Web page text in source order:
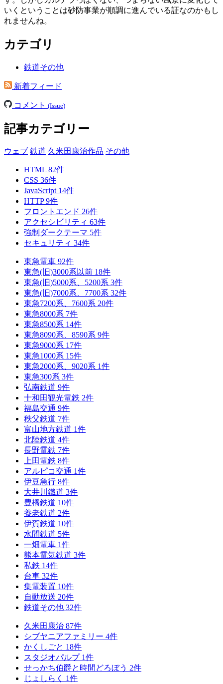
いくということは砂防事業が順調に進んでいる証なのかもし
れませんね。
カテゴリ
鉄道その他
新着フィード
コメント (Issue)
記事カテゴリー
ウェブ 鉄道 久米田康治作品 その他
HTML 82件
CSS 36件
JavaScript 14件
HTTP9件
フロントエンド 26件
アクセシビリティ 63件
強制ダークテーマ 5件
セキュリティ 34件
東急電車 92件
東急(旧)3000系以前 18件
東急(旧)5000系、5200系 3件
東急(旧)7000系、7700系 32件
東急7200系、7600系 20件
東急8000系 7件
東急8500系 14件
東急8090系、8590系 9件
東急9000系 17件
東急1000系 15件
東急2000系、9020系 1件
東急300系 3件
弘南鉄道 9件
十和田観光電鉄 2件
福島交通 9件
秩父鉄道 7件
富山地方鉄道 1件
北陸鉄道 4件
長野電鉄 7件
上田電鉄 8件
アルピコ交通 1件
伊豆急行 8件
大井川鐵道 3件
豊橋鉄道 10件
養老鉄道 2件
伊賀鉄道 10件
水間鉄道 5件
一畑電車 1件
熊本電気鉄道 3件
私鉄 14件
台車 32件
集電装置 10件
自動放送 20件
鉄道その他 32件
久米田康治 87件
シブヤニアファミリー 4件
かくしごと 18件
スタジオパルプ 1件
せっかち伯爵と時間どろぼう 2件
じょしらく 1件